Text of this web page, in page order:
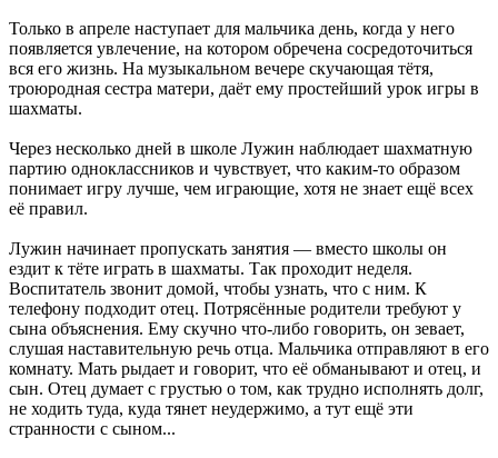
Только в апреле наступает для мальчика день, когда у него
появляется увлечение, на котором обречена сосредоточиться
вся его жизнь. На музыкальном вечере скучающая тётя,
троюродная сестра матери, даёт ему простейший урок игры в
шахматы.
Через несколько дней в школе Лужин наблюдает шахматную
партию одноклассников и чувствует, что каким-то образом
понимает игру лучше, чем играющие, хотя не знает ещё всех
её правил.
Лужин начинает пропускать занятия — вместо школы он
ездит к тёте играть в шахматы. Так проходит неделя.
Воспитатель звонит домой, чтобы узнать, что с ним. К
телефону подходит отец. Потрясённые родители требуют у
сына объяснения. Ему скучно что-либо говорить, он зевает,
слушая наставительную речь отца. Мальчика отправляют в его
комнату. Мать рыдает и говорит, что её обманывают и отец, и
сын. Отец думает с грустью о том, как трудно исполнять долг,
не ходить туда, куда тянет неудержимо, а тут ещё эти
странности с сыном...